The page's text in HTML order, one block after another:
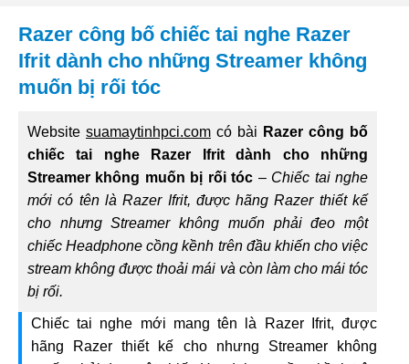
Razer công bố chiếc tai nghe Razer
Ifrit dành cho những Streamer không
muốn bị rối tóc
Website suamaytinhpci.com có bài Razer công bố
chiếc tai nghe Razer Ifrit dành cho những
Streamer không muốn bị rối tóc – Chiếc tai nghe
mới có tên là Razer Ifrit, được hãng Razer thiết kế
cho nhưng Streamer không muốn phải đeo một
chiếc Headphone cồng kềnh trên đầu khiến cho việc
stream không được thoải mái và còn làm cho mái tóc
bị rối.
Chiếc tai nghe mới mang tên là Razer Ifrit, được
hãng Razer thiết kế cho nhưng Streamer không